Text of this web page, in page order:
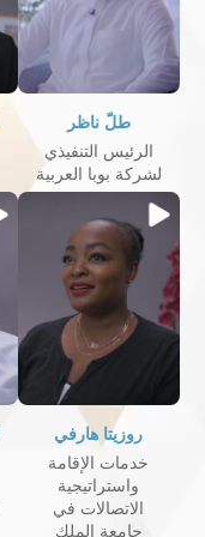
طلّ ناظر
الرئيس التنفيذي
لشركة بوبا العربية
روزيتا هارفي
خدمات الإقامة
واستراتيجية
الاتصالات في
جامعة الملك